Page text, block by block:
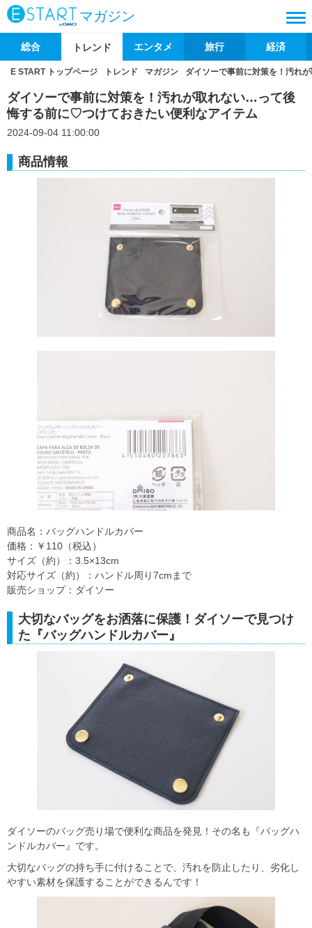
マガジン
総合 トレンド エンタメ 旅行 経済
E START トップページ トレンド マガジン ダイソーで事前に対策を！汚れ
ダイソーで事前に対策を！汚れが取れない…って後
悔する前に♡つけておきたい便利なアイテム
2024-09-04 11:00:00
商品情報
商品名：バッグハンドルカバー
価格：￥110（税込）
サイズ（約）：3.5×13cm
対応サイズ（約）：ハンドル周り7cmまで
販売ショップ：ダイソー
大切なバッグをお洒落に保護！ダイソーで見つけ
た『バッグハンドルカバー』
ダイソーのバッグ売り場で便利な商品を発見！その名も『バッグハ
ンドルカバー』です。
大切なバッグの持ち手に付けることで、汚れを防止したり、劣化し
やすい素材を保護することができるんです！